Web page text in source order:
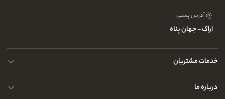
آدرس پستی
اراک - جهان پناه
خدمات مشتریان
حریم خصوصی کاربران
درباره ما